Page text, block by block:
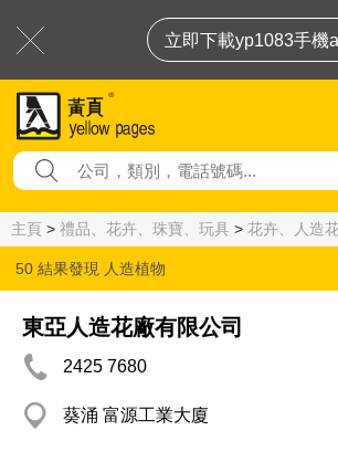
立即下載yp1083手機
主頁 > 禮品、花卉、珠寶、玩具 > 花卉、人造
50 結果發現 人造植物
東亞人造花廠有限公司
2425 7680
葵涌 富源工業大廈